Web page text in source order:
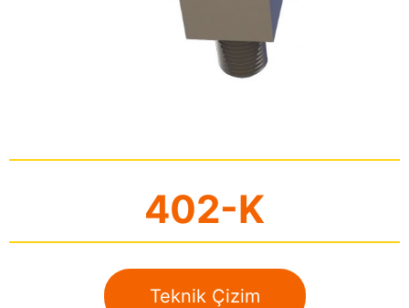
402-K
Teknik Çizim